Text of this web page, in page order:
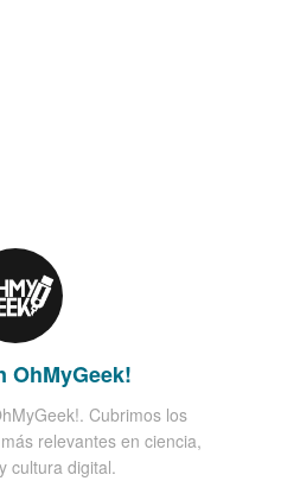
OhMyGeek!
Cubrimos los
relevantes en ciencia,
cultura digital.